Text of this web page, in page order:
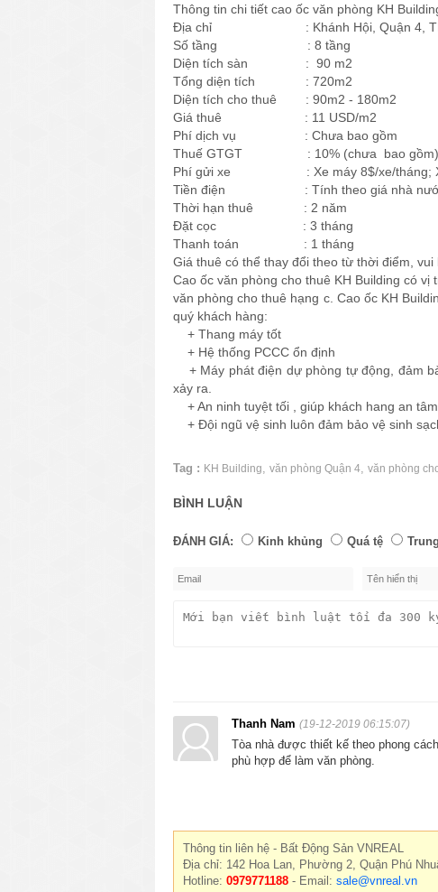
Thông tin chi tiết cao ốc văn phòng KH
Địa chỉ : Khánh Hội, Quận 4,
Số tầng : 8 tầng
Diện tích sàn : 90 m2
Tổng diện tích : 720m2
Diện tích cho thuê : 90m2 - 180m2
Giá thuê : 11 USD/m2
Phí dịch vụ : Chưa bao gồm
Thuế GTGT : 10% (chưa bao gồm)
Phí gửi xe : Xe máy 8$/xe/tháng; Xe
Tiền điện : Tính theo giá nhà
Thời hạn thuê : 2 năm
Đặt cọc : 3 tháng
Thanh toán : 1 tháng
Giá thuê có thể thay đổi theo từ thời điểm,
Cao ốc văn phòng cho thuê KH Building có
văn phòng cho thuê hạng c. Cao ốc KH
quý khách hàng:
+ Thang máy tốt
+ Hệ thống PCCC ổn định
+ Máy phát điện dự phòng tự động, đảm
xảy ra.
+ An ninh tuyệt tối , giúp khách hang an
+ Đội ngũ vệ sinh luôn đảm bảo vệ sinh
Tag : KH Building văn phòng Quận 4 văn phòng
BÌNH LUẬN
ĐÁNH GIÁ: Kinh khủng Quá tệ
Thanh Nam (19-12-2019 06:15:07)
Tòa nhà được thiết kế theo phong
phù hợp để làm văn phòng.
Thông tin liên hệ - Bất Động Sản VNREAL
Địa chỉ: 142 Hoa Lan, Phường 2, Quận Phú
Hotline: 0979771188 - Email: sale@vnreal.vn